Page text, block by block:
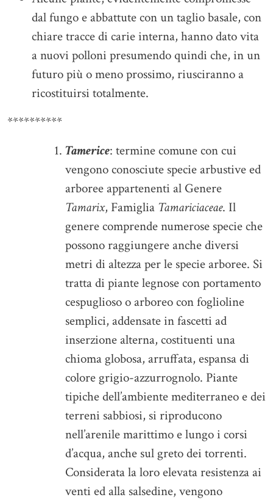
dal fungo e abbattute con un taglio basale, con
chiare tracce di carie interna, hanno dato vita
a nuovi polloni presumendo quindi che, in un
futuro più o meno prossimo, riusciranno a
ricostituirsi totalmente.
**********
Tamerice: termine comune con cui
vengono conosciute specie arbustive ed
arboree appartenenti al Genere
Tamarix, Famiglia Tamariciaceae. Il
genere comprende numerose specie che
possono raggiungere anche diversi
metri di altezza per le specie arboree. Si
tratta di piante legnose con portamento
cespuglioso o arboreo con foglioline
semplici, addensate in fascetti ad
inserzione alterna, costituenti una
chioma globosa, arruffata, espansa di
colore grigio-azzurrognolo. Piante
tipiche dell’ambiente mediterraneo e dei
terreni sabbiosi, si riproducono
nell’arenile marittimo e lungo i corsi
d’acqua, anche sul greto dei torrenti.
Considerata la loro elevata resistenza ai
venti ed alla salsedine, vengono